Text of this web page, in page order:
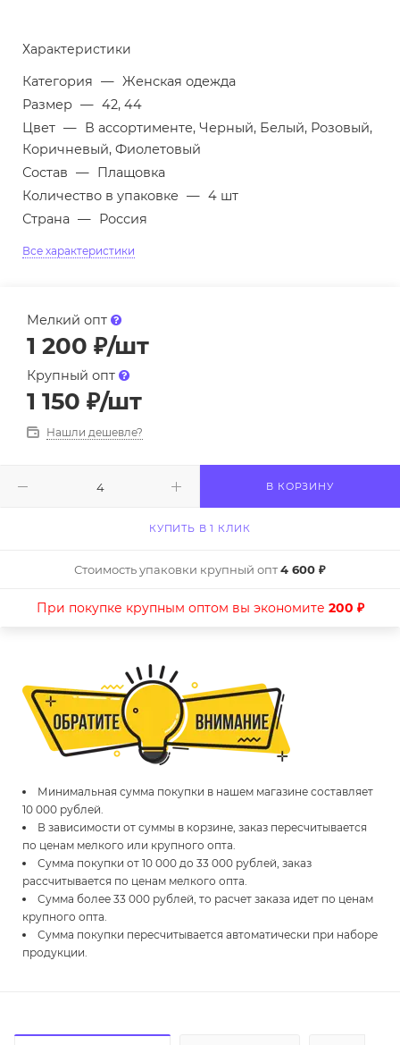
Характеристики
Категория — Женская одежда
Размер — 42, 44
Цвет — В ассортименте, Черный, Белый, Розовый,
Коричневый, Фиолетовый
Состав — Плащовка
Количество в упаковке — 4 шт
Страна — Россия
Все характеристики
Мелкий опт
1 200 ₽/шт
Крупный опт
1 150 ₽/шт
Нашли дешевле?
В КОРЗИНУ
КУПИТЬ В 1 КЛИК
Стоимость упаковки крупный опт4 600 ₽
При покупке крупным оптом вы экономите 200 ₽
Минимальная сумма покупки в нашем магазине составляет
10 000 рублей.
В зависимости от суммы в корзине, заказ пересчитывается
по ценам мелкого или крупного опта.
Сумма покупки от 10 000 до 33 000 рублей, заказ
рассчитывается по ценам мелкого опта.
Сумма более 33 000 рублей, то расчет заказа идет по ценам
крупного опта.
Сумма покупки пересчитывается автоматически при наборе
продукции.